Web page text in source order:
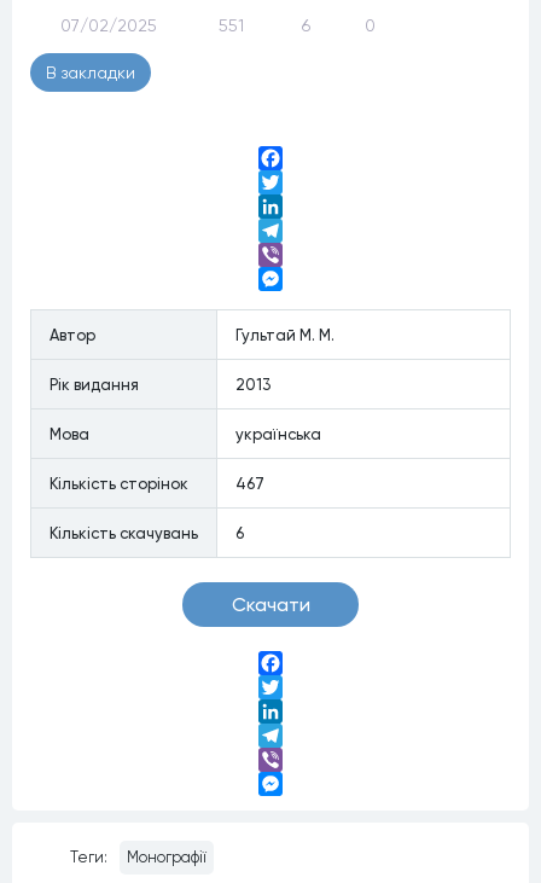
07/02/2025 551 6 0
В закладки
Facebook
Twitter
LinkedIn
Telegram
Viber
Автор
Гультай М. М.
Рiк видання 2013
Мова українська
Кiлькiсть сторiнок 467
Кiлькiсть скачувань 6
Скачати
Facebook
Twitter
LinkedIn
Telegram
Viber
Теги: Монографії